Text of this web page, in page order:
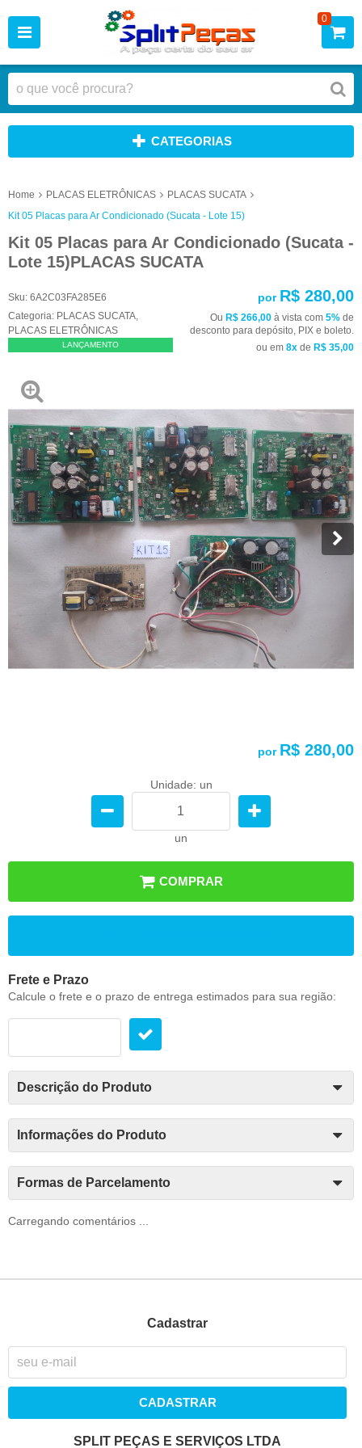
0
CATEGORIAS
Home PLACAS ELETRÔNICAS
PLACAS SUCATA
Kit 05 Placas para Ar Condicionado (Sucata - Lote 15)
Kit 05 Placas para Ar Condicionado (Sucata -
Lote 15)PLACAS SUCATA
Sku: 6A2C03FA285E6
Categoria: PLACAS SUCATA
PLACAS ELETRÔNICAS
LANÇAMENTO
por R$ 280,00
Ou R$ 266,00 à vista com 5% de
desconto para depósito, PIX e boleto.
ou em 8x de R$ 35,00
por R$ 280,00
Unidade: un
un
COMPRAR
Frete e Prazo
Calcule o frete e o prazo de entrega estimados para sua região:
Descrição do Produto
Informações do Produto
Formas de Parcelamento
Carregando comentários ...
Cadastrar
CADASTRAR
SPLIT PEÇAS E SERVIÇOS LTDA